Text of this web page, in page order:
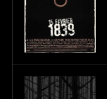
Genres
Action
Animation
Comédies